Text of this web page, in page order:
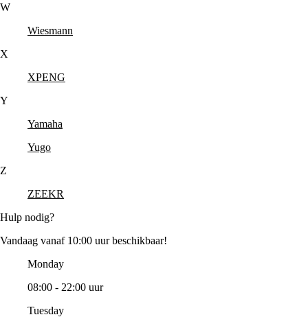
W
Wiesmann
X
XPENG
Y
Yamaha
Yugo
Z
ZEEKR
Hulp nodig?
Vandaag vanaf 10:00 uur beschikbaar!
Monday
08:00 - 22:00 uur
Tuesday